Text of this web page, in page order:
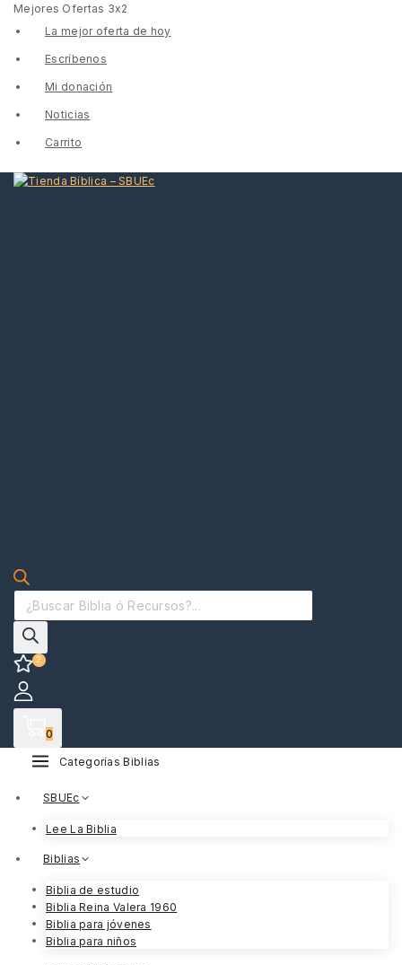
Mejores Ofertas 3x2
La mejor oferta de hoy
Escríbenos
Mi donación
Noticias
Carrito
2
0
Categorías Biblias
SBUEc
Lee La Biblia
Biblias
Biblia de estudio
Biblia Reina Valera 1960
Biblia para jóvenes
Biblia para niños